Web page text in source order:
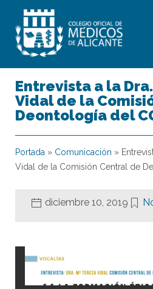
Entrevista a la
Vidal de la
Deontología del
Portada » Comunicación »
Vidal de la Comisión Central de
diciembre 10, 2019